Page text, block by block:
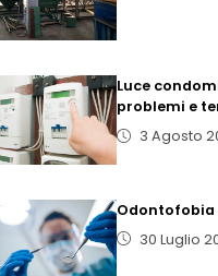
Luce
problemi e
3 Agosto
Odontofobia
30 Luglio